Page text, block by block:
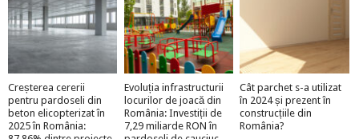
Creșterea cererii
pentru pardoseli din
beton elicopterizat în
2025 în România:
Evoluția infrastructurii
locurilor de joacă din
România: Investiții de
7,29 miliarde RON în
Cât parchet s-a utilizat
în 2024 și prezent în
construcțiile din
România?